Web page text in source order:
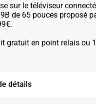
sur le téléviseur
de 65 pouces proposé
détails